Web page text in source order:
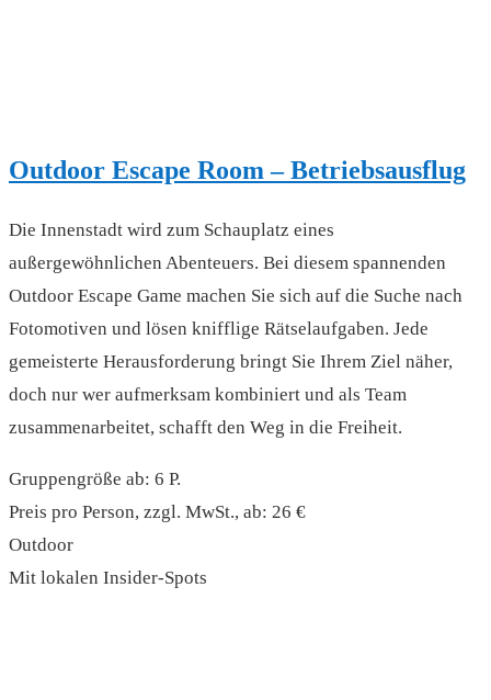
Outdoor Escape Room – Betriebsausflug
Die Innenstadt wird zum Schauplatz eines
außergewöhnlichen Abenteuers. Bei diesem spannenden
Outdoor Escape Game machen Sie sich auf die Suche nach
Fotomotiven und lösen knifflige Rätselaufgaben. Jede
gemeisterte Herausforderung bringt Sie Ihrem Ziel näher,
doch nur wer aufmerksam kombiniert und als Team
zusammenarbeitet, schafft den Weg in die Freiheit.
Gruppengröße ab: 6 P.
Preis pro Person, zzgl. MwSt., ab: 26 €
Outdoor
Mit lokalen Insider-Spots